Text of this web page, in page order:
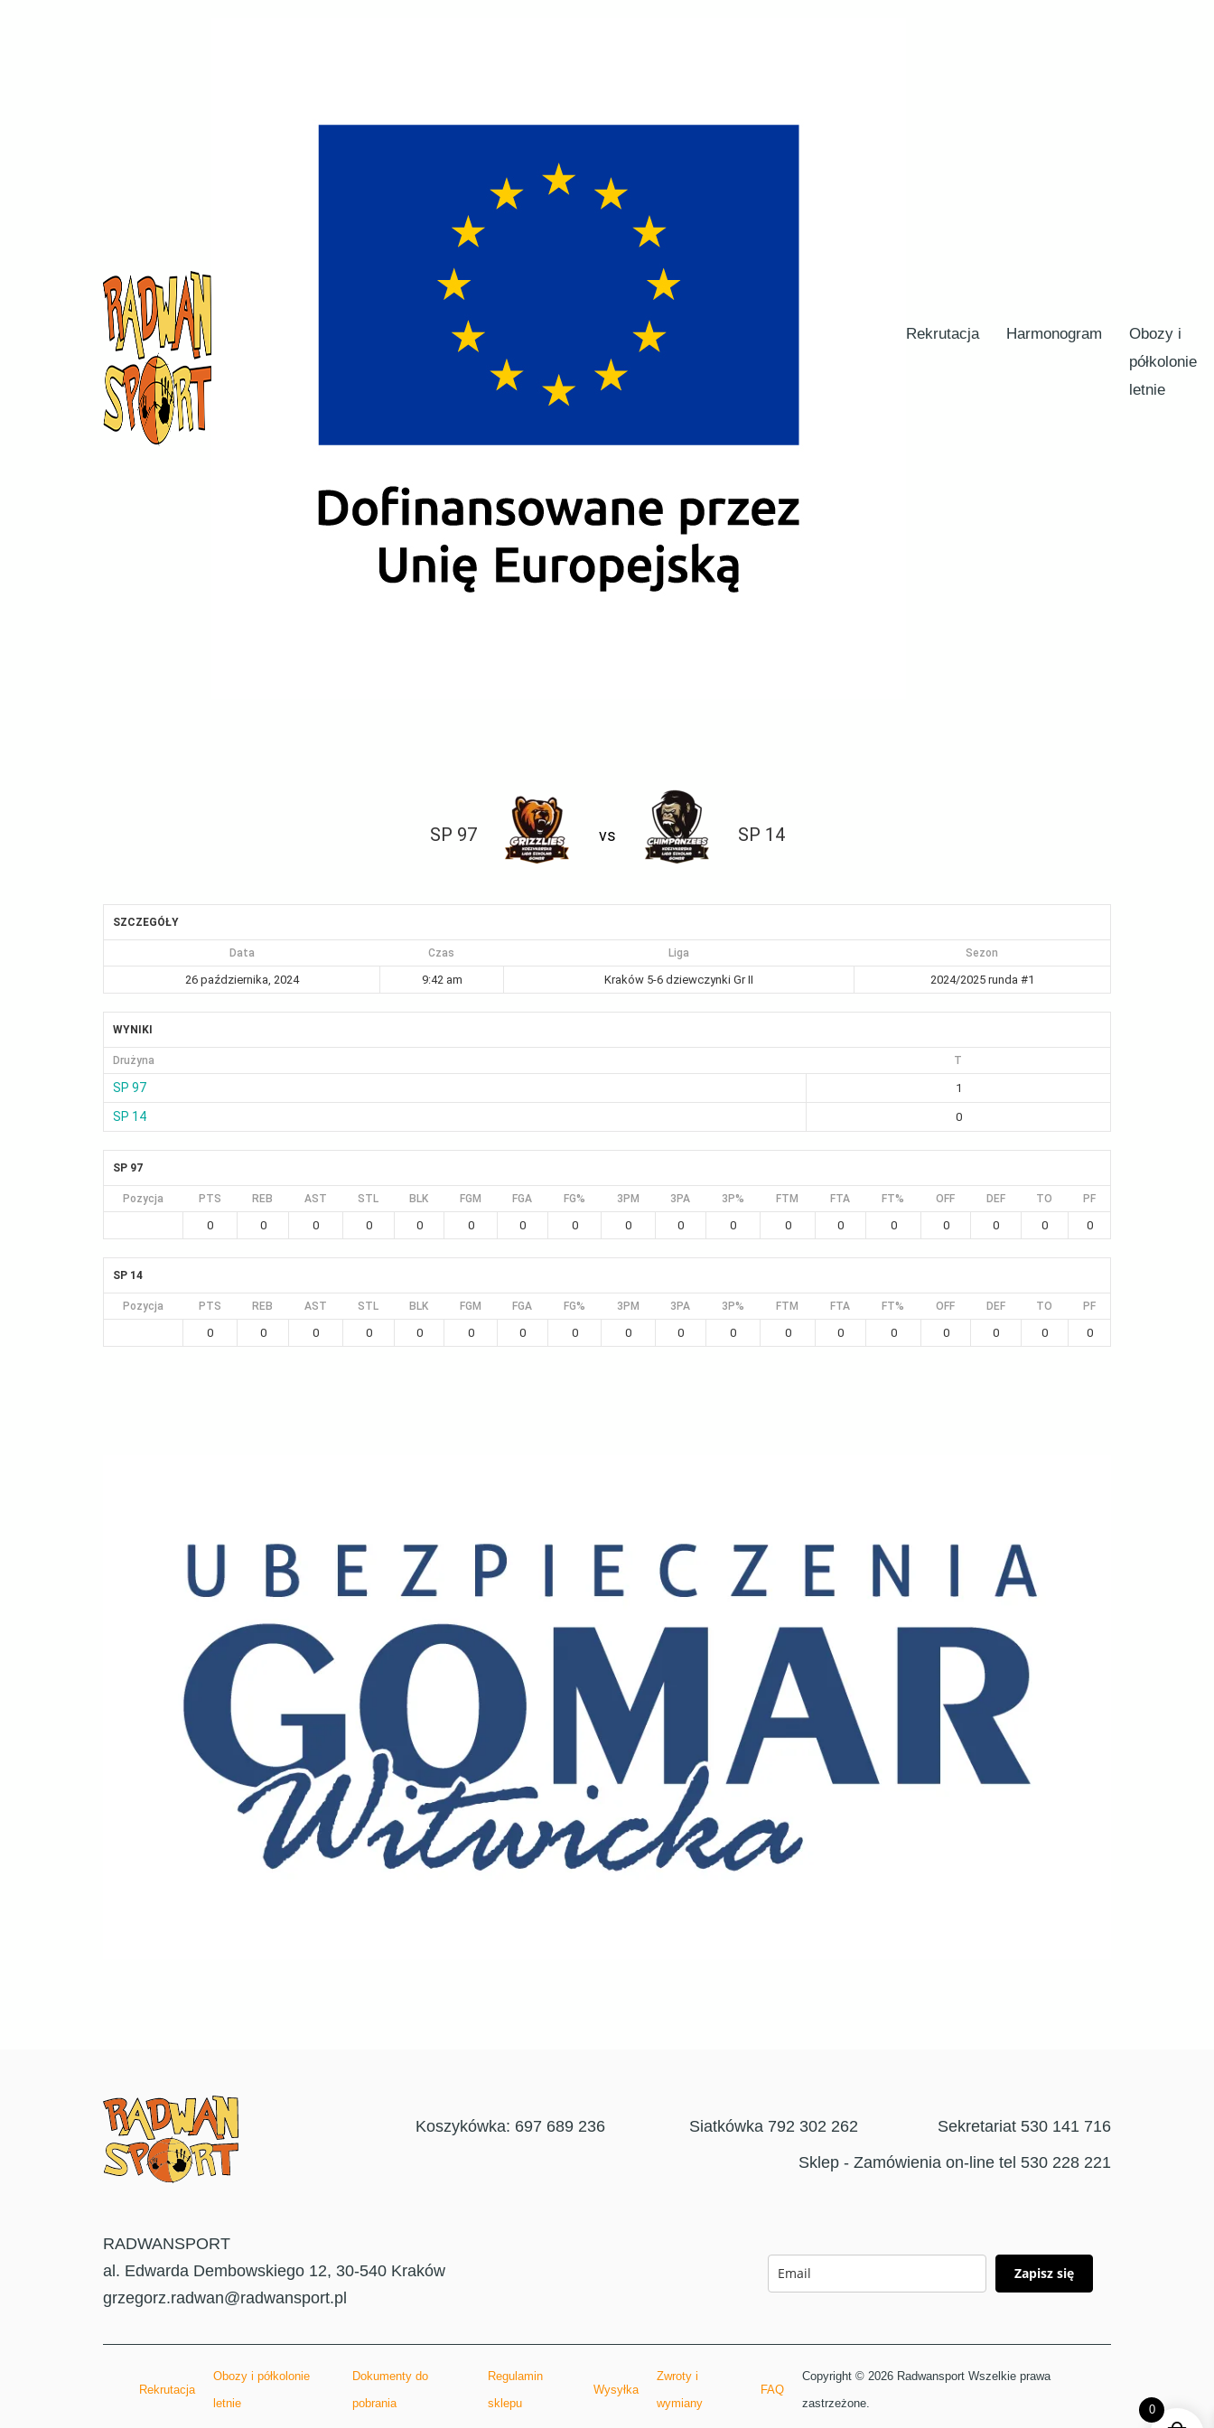
Rekrutacja Harmonogram
Obozy i
półkolonie
letnie
SP 97 vs SP 14
SZCZEGÓŁY
Data Czas Liga Sezon
26 października, 2024 9:42 am Kraków 5-6 dziewczynki Gr II 2024/2025 runda #1
WYNIKI
Drużyna T
SP 97 1
SP 14 0
SP 97
Pozycja PTS REB AST STL BLK FGM FGA FG% 3PM 3PA 3P% FTM FTA FT% OFF DEF TO PF
0 0 0 0 0 0 0 0 0 0 0 0 0 0 0 0 0 0
SP 14
Pozycja PTS REB AST STL BLK FGM FGA FG% 3PM 3PA 3P% FTM FTA FT% OFF DEF TO PF
0 0 0 0 0 0 0 0 0 0 0 0 0 0 0 0 0 0
Koszykówka: 697 689 236 Siatkówka 792 302 262
Sekretariat 530 141 716
Sklep - Zamówienia on-line tel 530 228 221
RADWANSPORT
al. Edwarda Dembowskiego 12, 30-540 Kraków
grzegorz.radwan@radwansport.pl
Zapisz się
Rekrutacja
Obozy i półkolonie
letnie
Dokumenty do
pobrania
Regulamin
sklepu
Wysyłka
Zwroty i
wymiany
FAQ
Copyright © 2026 Radwansport Wszelkie prawa
zastrzeżone.
0